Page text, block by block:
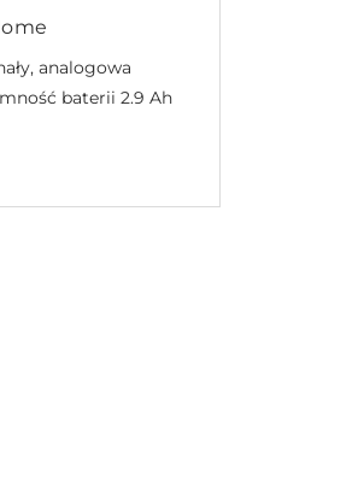
analogowa
baterii 2.9 Ah